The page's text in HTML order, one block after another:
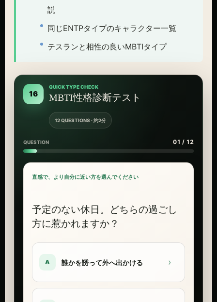
説
同じENTPタイプのキャラクター一覧
テスランと相性の良いMBTIタイプ
16
QUICK TYPE CHECK
MBTI性格診断テスト
12 QUESTIONS · 約2分
QUESTION 01 / 12
直感で、より自分に近い方を選んでください
予定のない休日。どちらの過ごし
方に惹かれますか？
A 誰かを誘って外へ出かける ›